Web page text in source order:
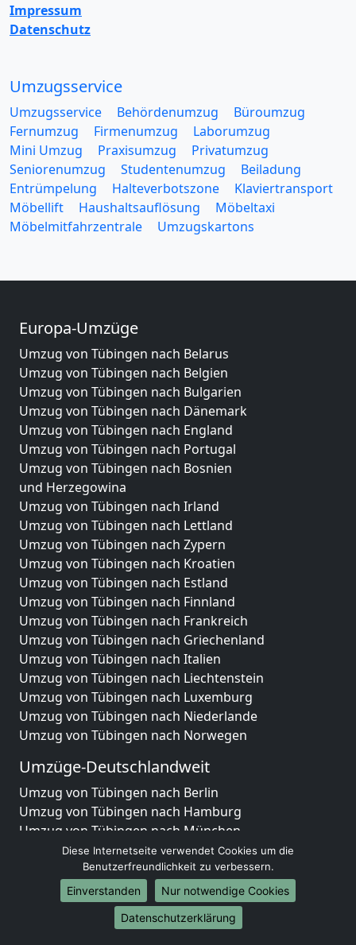
Impressum
Datenschutz
Umzugsservice
Umzugsservice Behördenumzug
Büroumzug
Fernumzug
Firmenumzug
Laborumzug
Mini Umzug
Praxisumzug
Privatumzug
Seniorenumzug
Studentenumzug
Beiladung
Entrümpelung
Halteverbotszone
Klaviertransport
Möbellift
Haushaltsauflösung
Möbeltaxi
Möbelmitfahrzentrale
Umzugskartons
Europa-Umzüge
Umzug von Tübingen nach Belarus
Umzug von Tübingen nach Belgien
Umzug von Tübingen nach Bulgarien
Umzug von Tübingen nach Dänemark
Umzug von Tübingen nach England
Umzug von Tübingen nach Portugal
Umzug von Tübingen nach Bosnien
und Herzegowina
Umzug von Tübingen nach Irland
Umzug von Tübingen nach Lettland
Umzug von Tübingen nach Zypern
Umzug von Tübingen nach Kroatien
Umzug von Tübingen nach Estland
Umzug von Tübingen nach Finnland
Umzug von Tübingen nach Frankreich
Umzug von Tübingen nach Griechenland
Umzug von Tübingen nach Italien
Umzug von Tübingen nach Liechtenstein
Umzug von Tübingen nach Luxemburg
Umzug von Tübingen nach Niederlande
Umzug von Tübingen nach Norwegen
Umzüge-Deutschlandweit
Umzug von Tübingen nach Berlin
Umzug von Tübingen nach Hamburg
Umzug von Tübingen nach München
Umzug von Tübingen nach Köln
Umzug von Tübingen nach Frankfurt am Main
Umzug von Tübingen nach Stuttgart
Umzug von Tübingen nach Düsseldorf
Umzug von Tübingen nach Leipzig
Diese Internetseite verwendet Cookies um die
Benutzerfreundlichkeit zu verbessern.
Einverstanden
Nur notwendige Cookies
Datenschutzerklärung